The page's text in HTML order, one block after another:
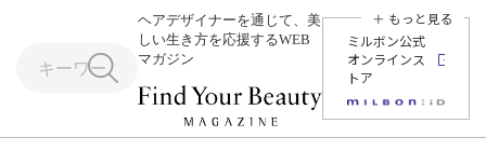
ヘアデザイナーを通じて、美
しい生き方を応援するWEB
マガジン
ミルボン公式
オンラインス
トア
＋ もっと見る